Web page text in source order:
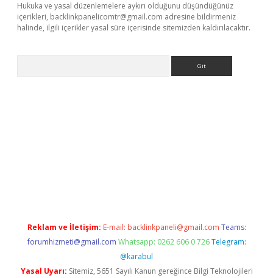
Hukuka ve yasal düzenlemelere aykırı olduğunu düşündüğünüz
içerikleri, backlinkpanelicomtr@gmail.com adresine bildirmeniz
halinde, ilgili içerikler yasal süre içerisinde sitemizden kaldırılacaktır.
Reklam ve İletişim: E-mail: backlinkpaneli@gmail.com Teams:
forumhizmeti@gmail.com Whatsapp: 0262 606 0 726 Telegram:
@karabul
Yasal Uyarı: Sitemiz, 5651 Sayılı Kanun gereğince Bilgi Teknolojileri